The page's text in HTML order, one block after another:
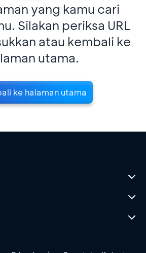
yang kamu cari
Silakan periksa URL
atau kembali ke
utama.
ke halaman utama